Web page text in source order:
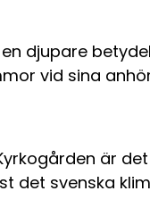
djupare
vid sina
är
det svenska